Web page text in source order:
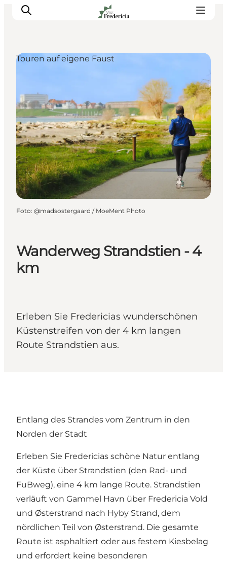
Erlebnisse und Kultur
Restaurants
Unterkünfte
Reise planen
Book Führung
Wanderweg Strandstien - 4
km
Erleben Sie Fredericias wunderschönen
Küstenstreifen von der 4 km langen
Route Strandstien aus.
Touren auf eigene Faust
Foto: @madsostergaard / MoeMent Photo
Entlang des Strandes vom Zentrum in den
Norden der Stadt
Erleben Sie Fredericias schöne Natur entlang
der Küste über Strandstien (den Rad- und
FuBweg), eine 4 km lange Route. Strandstien
verläuft von Gammel Havn über Fredericia Vold
und Østerstrand nach Hyby Strand, dem
nördlichen Teil von Østerstrand. Die gesamte
Route ist asphaltiert oder aus festem Kiesbelag
und erfordert keine besonderen